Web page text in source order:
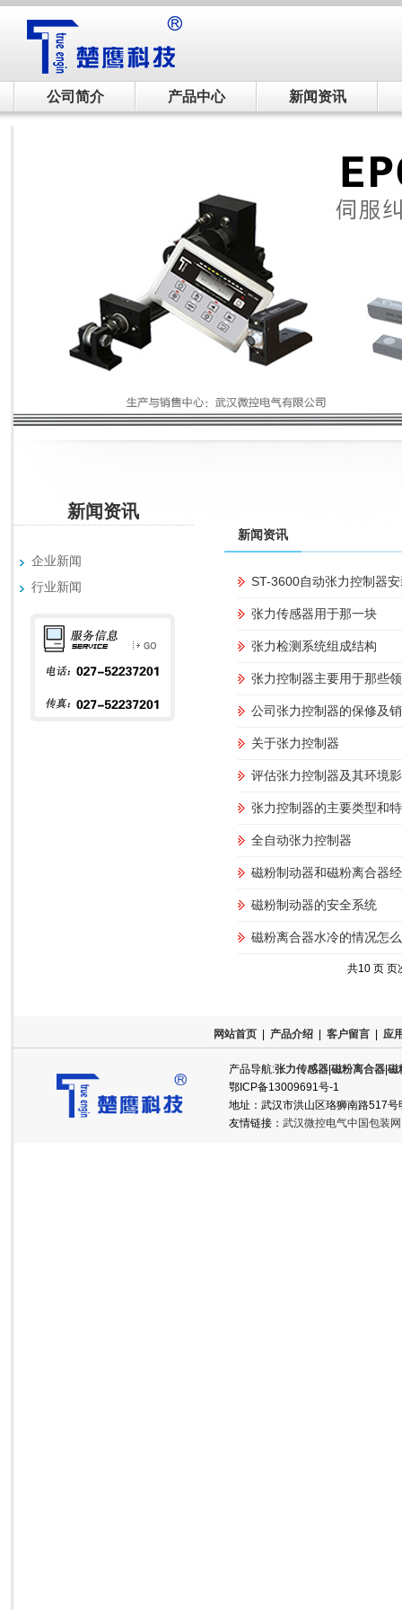
公司简介 产品中心 新闻资讯
新闻资讯
企业新闻
行业新闻
新闻资讯
ST-3600自动张力控制器
张力传感器用于那一块
张力检测系统组成结构
张力控制器主要用于那些
公司张力控制器的保修及
关于张力控制器
评估张力控制器及其环境
张力控制器的主要类型和
全自动张力控制器
磁粉制动器和磁粉离合器
磁粉制动器的安全系统
磁粉离合器水冷的情况怎
共10 页 页
网站首页 产品介绍 客户留言 应
产品导航:张力传感器 磁粉离合器 磁
鄂ICP备13009691号-1
地址：武汉市洪山区珞狮南路517
友情链接： 武汉微控电气中国包装网